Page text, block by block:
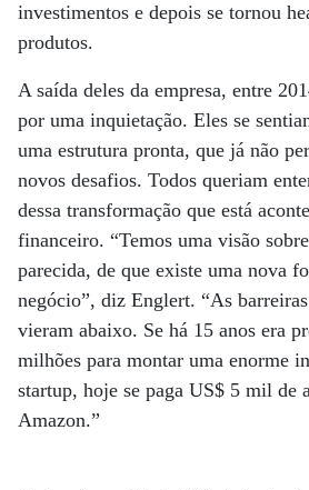
investimentos e depois se tornou
produtos.
A saída deles da empresa, entre
por uma inquietação. Eles se
uma estrutura pronta, que já não
novos desafios. Todos queriam
dessa transformação que está
financeiro. “Temos uma visão
parecida, de que existe uma nova
negócio”, diz Englert. “As
vieram abaixo. Se há 15 anos era
milhões para montar uma enorme
startup, hoje se paga US$ 5 mil de
Amazon.”